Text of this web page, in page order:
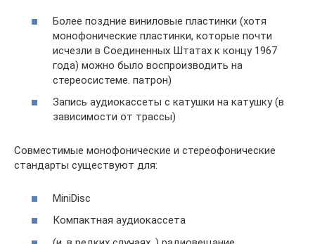
Более поздние виниловые пластинки (хотя
монофонические пластинки, которые почти
исчезли в Соединенных Штатах к концу 1967
года) можно было воспроизводить на
стереосистеме. патрон)
Запись аудиокассеты с катушки на катушку (в
зависимости от трассы)
Совместимые монофонические и стереофонические
стандарты существуют для:
MiniDisc
Компактная аудиокассета